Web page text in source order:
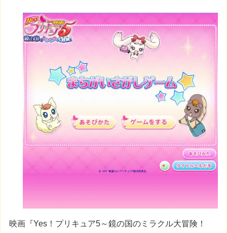
映画『Yes！プリキュア5～鏡の国のミラクル大冒険！